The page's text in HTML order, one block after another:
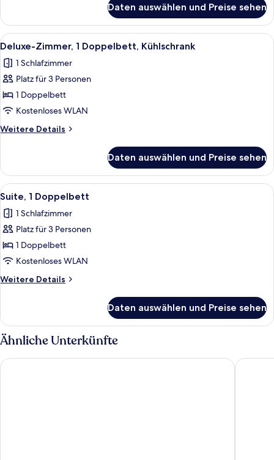
Room)
anzeigen
Zimmer,
Doppelbett,
(Larger
Room)
Daten auswählen und Preise sehen
Alle
Fotos
für
Deluxe-
Zimmer,
1
Doppelbett,
Kühlschrank
Ein Hotelzimmer mit Bett,
7
Deluxe-Zimmer, 1 Doppelbett, Kühlschrank
1 Schlafzimmer
Platz für 3 Personen
1 Doppelbett
Kostenloses WLAN
Weitere Details
Weitere
Zimmer,
Doppelbett,
Kühlschrank
Daten auswählen und Preise sehen
Alle
Fotos
für
Suite,
1
Doppelbett
anzeigen
Ein Hotelzimmer mit einem großen
7
Suite, 1 Doppelbett
1 Schlafzimmer
Platz für 3 Personen
1 Doppelbett
Kostenloses WLAN
Weitere Details
Weitere
1
Doppelbett
Daten auswählen und Preise sehen
Ähnliche Unterkünfte
PLAZA Premium Columbus Bremen Holiday